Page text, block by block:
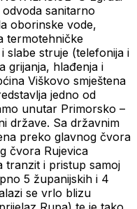
sanitarno
oborinske vode,
termotehničke
slabe struje (telefonija i
grijanja, hlađenja i
Viškovo smještena
jedno od
unutar Primorsko –
države. Sa državnim
preko glavnog čvora
čvora Rujevica
tranzit i pristup samoj
5 županijskih i 4
se vrlo blizu